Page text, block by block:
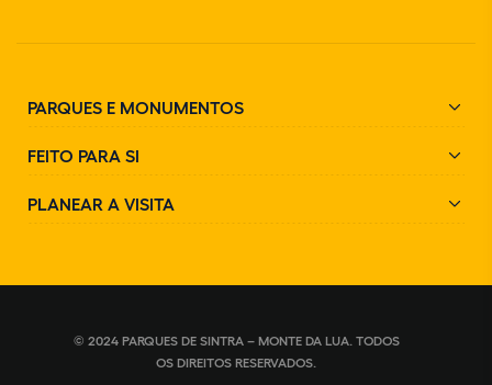
PARQUES E MONUMENTOS
FEITO PARA SI
PLANEAR A VISITA
© 2024 PARQUES DE SINTRA – MONTE DA LUA. TODOS
OS DIREITOS RESERVADOS.